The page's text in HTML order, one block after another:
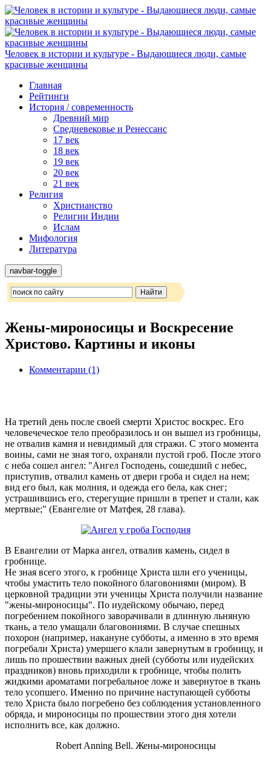
Человек в истории и культуре - Выдающиеся люди, самые
красивые женщины
Главная
Рейтинги
История / современность
Древний мир
Средневековье и Ренессанс
17 век
18 век
19 век
20 век
21 век
Религия
Христианство
Религии Индии
Ислам
Мифология
Литература
navbar-toggle
Жены-мироносицы и Воскресение
Христово. Картины и иконы
Комментарии (1)
На третий день после своей смерти Христос воскрес. Его
человечеческое тело преобразилось и он вышел из гробницы,
не отвалив камня и невидимый для стражи. С этого момента
воины, сами не зная того, охраняли пустой гроб. После этого
с неба сошел ангел: "Ангел Господень, сошедший с небес,
приступив, отвалил камень от двери гроба и сидел на нем;
вид его был, как молния, и одежда его бела, как снег;
устрашившись его, стерегущие пришли в трепет и стали, как
мертвые;" (Евангелие от Матфея, 28 глава).
В Евангелии от Марка ангел, отвалив камень, сидел в
гробнице.
Не зная всего этого, к гробнице Христа шли его ученицы,
чтобы умастить тело покойного благовониями (миром). В
церковной традиции эти ученицы Христа получили название
"жены-мироносицы". По иудейскому обычаю, перед
погребением покойного заворачивали в длинную льняную
ткань, а тело умащали благовониями. В случае спешных
похорон (например, накануне субботы, а именно в это время
погребали Христа) умершего клали завернутым в гробницу, и
лишь по прошествии важных дней (субботы или иудейских
праздников) вновь приходили к гробнице, чтобы полить
жидкими ароматами погребальное ложе и завернутое в ткань
тело усопшего. Именно по причине наступающей субботы
тело Христа было погребено без соблюдения установленного
обряда, и мироносицы по прошествии этого дня хотели
исполнить все, как должно.
Robert Anning Bell. Жены-мироносицы